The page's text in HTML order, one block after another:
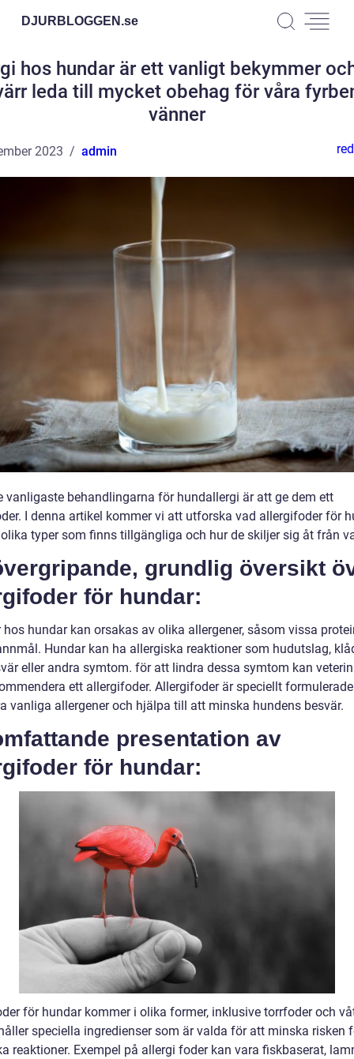
DJURBLOGGEN.se
hos hundar är ett vanligt bekymmer
leda till mycket obehag för våra
vänner
2023 admin
vanligaste behandlingarna för hundallergi är att ge dem ett
I denna artikel kommer vi att utforska vad allergifoder för
typer som finns tillgängliga och hur de skiljer sig åt från
grundlig översikt
för hundar:
hos hundar kan orsakas av olika allergener, såsom vissa
Hundar kan ha allergiska reaktioner som hudutslag,
eller andra symtom. för att lindra dessa symtom kan
ett allergifoder. Allergifoder är speciellt
vanliga allergener och hjälpa till att minska hundens besvär.
presentation av
för hundar:
för hundar kommer i olika former, inklusive torrfoder och
speciella ingredienser som är valda för att minska risken
reaktioner. Exempel på allergi foder kan vara fiskbaserat,